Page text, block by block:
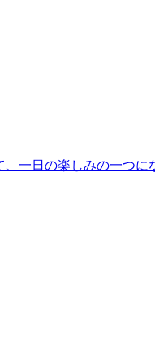
一日の楽しみの一つに